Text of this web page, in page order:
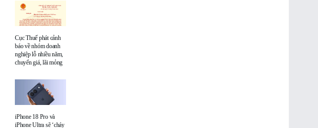
Cục Thuế phát cảnh
báo về nhóm doanh
nghiệp lỗ nhiều năm,
chuyển giá, lãi mỏng
iPhone 18 Pro và
iPhone Ultra sẽ ‘cháy